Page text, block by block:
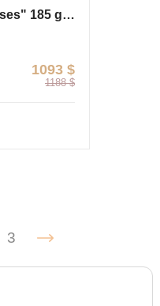
Silver chain "Ramses" 185 grams with a cross of 48 grams
1093 $
1188 $
3